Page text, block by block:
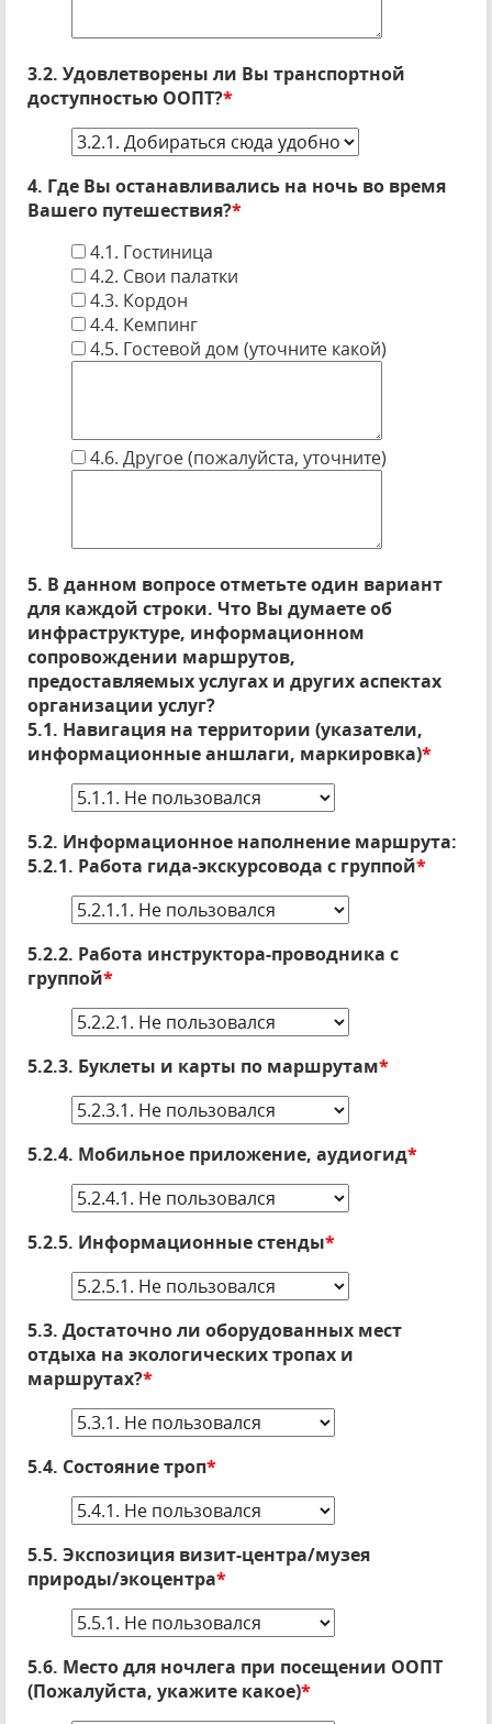
3.2. Удовлетворены ли Вы транспортной
доступностью ООПТ?*
4. Где Вы останавливались на ночь во время
Вашего путешествия?*
4.1. Гостиница
4.2. Свои палатки
4.3. Кордон
4.4. Кемпинг
4.5. Гостевой дом (уточните какой)
4.6. Другое (пожалуйста, уточните)
5. В данном вопросе отметьте один вариант
для каждой строки. Что Вы думаете об
инфраструктуре, информационном
сопровождении маршрутов,
предоставляемых услугах и других аспектах
организации услуг?
5.1. Навигация на территории (указатели,
информационные аншлаги, маркировка)*
5.2. Информационное наполнение маршрута:
5.2.1. Работа гида-экскурсовода с группой*
5.2.2. Работа инструктора-проводника с
группой*
5.2.3. Буклеты и карты по маршрутам*
5.2.4. Мобильное приложение, аудиогид*
5.2.5. Информационные стенды*
5.3. Достаточно ли оборудованных мест
отдыха на экологических тропах и
маршрутах?*
5.4. Состояние троп*
5.5. Экспозиция визит-центра/музея
природы/экоцентра*
5.6. Место для ночлега при посещении ООПТ
(Пожалуйста, укажите какое)*